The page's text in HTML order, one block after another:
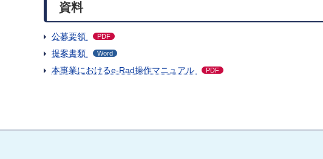
資料
公募要領 PDF
提案書類 Word
本事業におけるe-Rad操作マニュアル PDF